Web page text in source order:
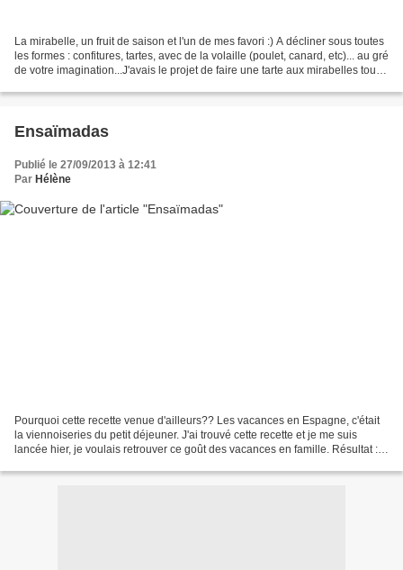
La mirabelle, un fruit de saison et l'un de mes favori :) A décliner sous toutes
les formes : confitures, tartes, avec de la volaille (poulet, canard, etc)... au gré
de votre imagination...J'avais le projet de faire une tarte aux mirabelles toute
Ensaïmadas
Publié le 27/09/2013 à 12:41
Par Hélène
Pourquoi cette recette venue d'ailleurs?? Les vacances en Espagne, c'était
la viennoiseries du petit déjeuner. J'ai trouvé cette recette et je me suis
lancée hier, je voulais retrouver ce goût des vacances en famille. Résultat : A